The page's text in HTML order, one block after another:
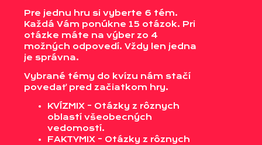
Pre jednu hru si vyberte 6 tém.
Každá Vám ponúkne 15 otázok. Pri
otázke máte na výber zo 4
možných odpovedí. Vždy len jedna
je správna.
Vybrané témy do kvízu nám stačí
povedať pred začiatkom hry.
KVÍZMIX - Otázky z rôznych
oblastí všeobecných
vedomostí.
FAKTYMIX - Otázky z rôznych